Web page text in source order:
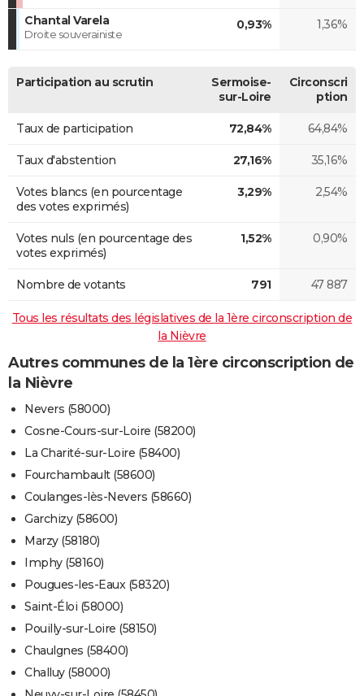
Chantal Varela
Droite souverainiste
0,93% 1,36%
Participation au scrutin
Sermoise-
sur-Loire
Circonscri
ption
Taux de participation 72,84% 64,84%
Taux d'abstention 27,16% 35,16%
Votes blancs (en pourcentage
des votes exprimés)
3,29% 2,54%
Votes nuls (en pourcentage des
votes exprimés)
1,52% 0,90%
Nombre de votants 791 47 887
Tous les résultats des législatives de la 1ère circonscription de
la Nièvre
Autres communes de la 1ère circonscription de
la Nièvre
Nevers (58000)
Cosne-Cours-sur-Loire (58200)
La Charité-sur-Loire (58400)
Fourchambault (58600)
Coulanges-lès-Nevers (58660)
Garchizy (58600)
Marzy (58180)
Imphy (58160)
Pougues-les-Eaux (58320)
Saint-Éloi (58000)
Pouilly-sur-Loire (58150)
Chaulgnes (58400)
Challuy (58000)